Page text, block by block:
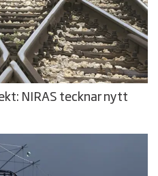
NIRAS tecknar nytt